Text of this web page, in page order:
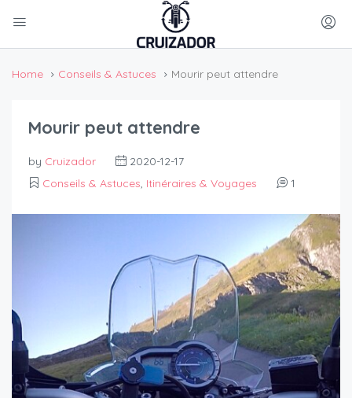
Home Conseils & Astuces Mourir peut attendre
Mourir peut attendre
by Cruizador
2020-12-17
Conseils & Astuces, Itinéraires & Voyages 1